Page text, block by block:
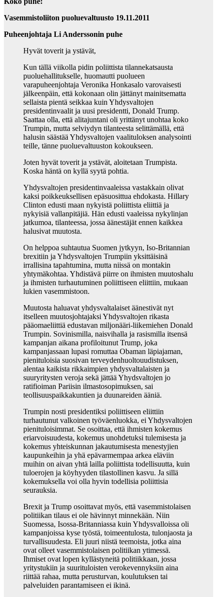
Vasemmistoliiton puoluevaltuusto 19.11.2011
Puheenjohtaja Li Anderssonin puhe
Hyvät toverit ja ystävät,
Kun tällä viikolla pidin poliittista tilannekatsausta
puoluehallitukselle, huomautti puolueen
varapuheenjohtaja Veronika Honkasalo varovaisesti
jälkeenpäin, että kokonaan olin jättänyt mainitsematta
sellaista pientä seikkaa kuin Yhdysvaltojen
presidentinvaalit ja uusi presidentti, Donald Trump.
Saattaa olla, että alitajuntani oli yrittänyt unohtaa koko
Trumpin, mutta selviydyn tilanteesta selittämällä, että
halusin säästää Yhdysvaltojen vaalituloksen analysointi
teille, tänne puoluevaltuuston kokoukseen.
Joten hyvät toverit ja ystävät, aloitetaan Trumpista.
Koska häntä on kyllä syytä pohtia.
Yhdysvaltojen presidentinvaaleissa vastakkain olivat
kaksi poikkeuksellisen epäsuosittua ehdokasta. Hillary
Clinton edusti maan nykyistä poliittista eliittiä ja
nykyisiä vallanpitäjiä. Hän edusti vaaleissa nykylinjan
jatkumoa, tilanteessa, jossa äänestäjät ennen kaikkea
halusivat muutosta.
On helppoa suhtautua Suomen jytkyyn, Iso-Britannian
brexitiin ja Yhdysvaltojen Trumpiin yksittäisinä
irrallisina tapahtumina, mutta niissä on montakin
yhtymäkohtaa. Yhdistävä piirre on ihmisten muutoshalu
ja ihmisten turhautuminen poliittiseen eliittiin, mukaan
lukien vasemmistoon.
Muutosta haluavat yhdysvaltalaiset äänestivät nyt
itselleen muutosjohtajaksi Yhdysvaltojen rikasta
pääomaeliittiä edustavan miljonääri-liikemiehen Donald
Trumpin. Sovinismilla, naisvihalla ja rasismilla itsensä
kampanjan aikana profiloitunut Trump, joka
kampanjassaan lupasi romuttaa Obaman läpiajaman,
pienituloisia suosivan terveydenhuoltouudistuksen,
alentaa kaikista rikkaimpien yhdysvaltalaisten ja
suuryritysten veroja sekä jättää Yhydsvaltojen jo
ratifioiman Pariisin ilmastosopimuksen, sai
teollisuuspaikkakuntien ja duunareiden ääniä.
Trumpin nosti presidentiksi poliittiseen eliittiin
turhautunut valkoinen työväenluokka, ei Yhdysvaltojen
pienituloisimmat. Se osoittaa, että ihmisten kokemus
eriarvoisuudesta, kokemus unohdetuksi tulemisesta ja
kokemus yhteiskunnan jakautumisesta menestyjien
kaupunkeihin ja yhä epävarmempaa arkea eläviin
muihin on aivan yhtä lailla poliittista todellisuutta, kuin
tuloerojen ja köyhyyden tilastollinen kasvu. Ja sillä
kokemuksella voi olla hyvin todellisia poliittisia
seurauksia.
Brexit ja Trump osoittavat myös, että vasemmistolaisen
politiikan tilaus ei ole hävinnyt minnekään. Niin
Suomessa, Isossa-Britanniassa kuin Yhdysvalloissa oli
kampanjoissa kyse työstä, toimeentulosta, tulonjaosta ja
turvallisuudesta. Eli juuri niistä teemoista, jotka aina
ovat olleet vasemmistolaisen politiikan ytimessä.
Ihmiset ovat lopen kyllästyneitä politiikkaan, jossa
yritystukiin ja suurituloisten verokevennyksiin aina
riittää rahaa, mutta perusturvan, koulutuksen tai
palveluiden parantamiseen ei ikinä.